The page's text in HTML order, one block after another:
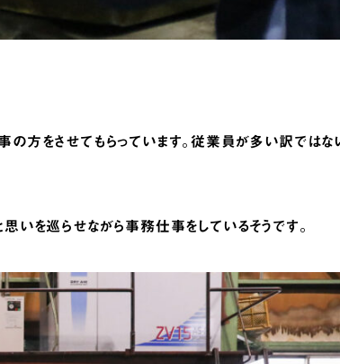
方をさせてもらっています。従業員が多い訳ではな
いを巡らせながら事務仕事をしているそうです。